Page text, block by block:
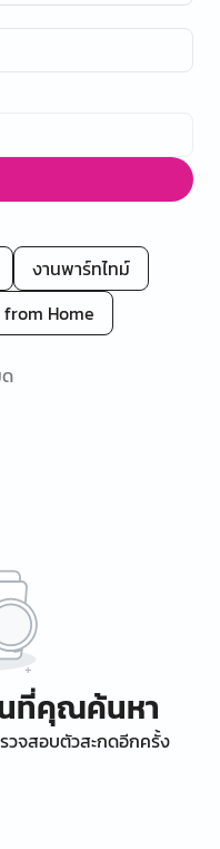
งานพาร์ทไทม์
Home
ที่คุณค้นหา
วจสอบตัวสะกดอีกครั้ง